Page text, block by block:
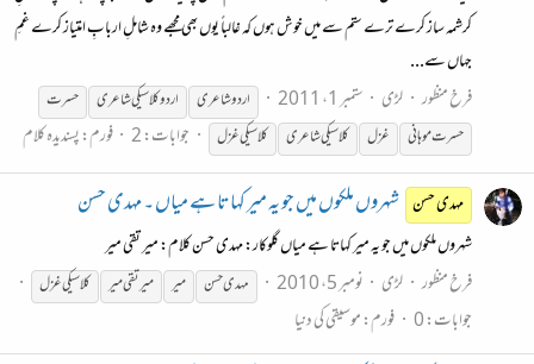
کرشمہ ساز کرے ترے ستم سے میں خوش ہوں کہ غالباً یوں بھی مجھے وہ شاملِ اربابِ امتیاز کرے غمِ
جہاں سے...
فرخ منظور لڑی ستمبر 1، 2011 اردو شاعری اردوکلاسیکیشاعری
حسرت
حسرت موہانی
غزل کلاسیکیشاعری کلاسیکیغزل جوابات: 2 فورم:پسندیدہ کلام
مہدی حسن شہروں ملکوں میں جو یہ میر کہاتا ہے میاں ۔ مہدی حسن
شہروں ملکوں میں جو یہ میر کہاتا ہے میاں گلوکار: مہدی حسن کلام: میر تقی میر
فرخ منظور لڑی نومبر 5، 2010 مہدی حسن میر میر تقی میر کلاسیکیغزل
جوابات: 0 فورم:موسیقی کی دنیا